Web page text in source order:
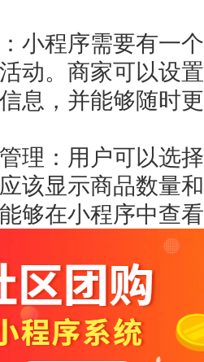
小程序需要有一
动。商家可以设
息，并能够随时
理：用户可以选
该显示商品数量
够在小程序中查
案落地
案